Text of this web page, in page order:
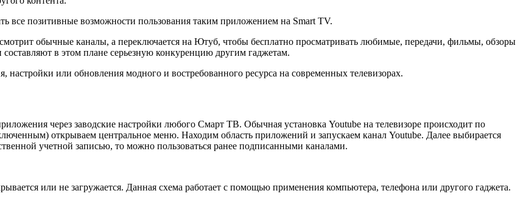
все позитивные возможности пользования таким приложением на Smart TV.
обычные каналы, а переключается на Ютуб, чтобы бесплатно просматривать любимые, передачи, фильмы, обзоры
в этом плане серьезную конкуренцию другим гаджетам.
настройки или обновления модного и востребованного ресурса на современных телевизорах.
через заводские настройки любого Смарт ТВ. Обычная установка Youtube на телевизоре происходит по
открываем центральное меню. Находим область приложений и запускаем канал Youtube. Далее выбирается
учетной записью, то можно пользоваться ранее подписанными каналами.
или не загружается. Данная схема работает с помощью применения компьютера, телефона или другого гаджета.